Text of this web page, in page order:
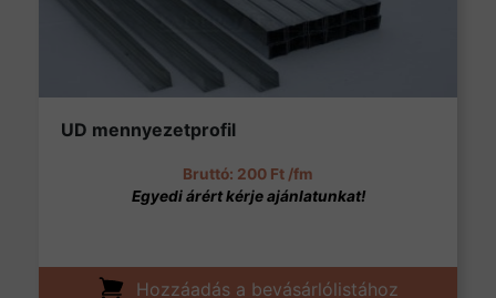
UD mennyezetprofil
200 Ft /fm
Hozzáadás a bevásárlólistához